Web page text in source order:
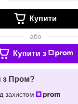
Купити
або
Купити з
з Пром?
захистом